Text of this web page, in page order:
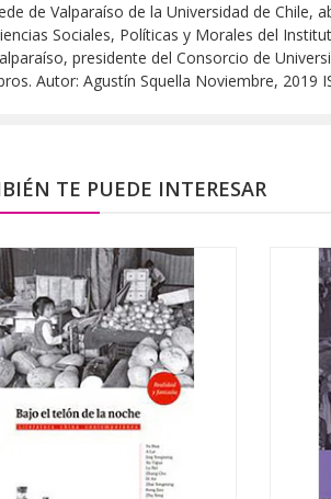
de Valparaíso de la Universidad de
Sociales, Políticas y Morales del
presidente del Consorcio de
Autor: Agustín Squella Noviembre, 2019
TE PUEDE INTERESAR